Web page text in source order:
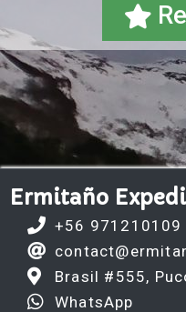
Ermitaño
+56 971210109
Brasil #555,
WhatsApp